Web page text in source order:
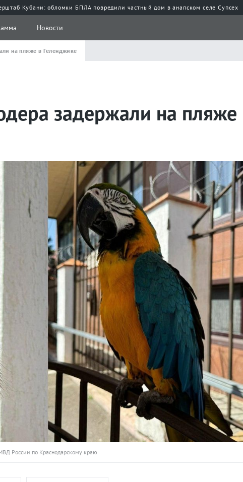
Кубани: обломки БПЛА повредили частный дом в анапском селе Супсех
Новости
на пляже в Геленджике
задержали на пляже
России по Краснодарскому краю